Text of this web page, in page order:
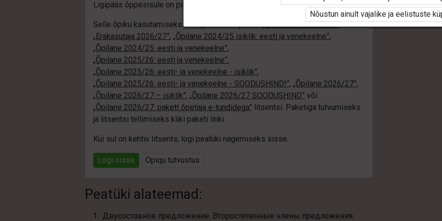
Ligipääs õppesisule on piiratud. Sa ei ole Opiqusse sisse logitud.
Selle õpiku kasutamiseks on vaja kehtivat paketi„Erakasutaja 2024/25”,
„Erakasutaja 2026/27”, „Õpilane 2024/25 isiklik: eesti ja venekeelne”,
„Õpilane 2024/25: eesti ja venekeelne”,
„Õpilane 2025/26: eesti ja venekeelne”,
„Õpilane 2025/26: eesti- ja venekeelne - isiklik”,
„Õpilane 2025/26: eesti- ja venekeelne - SOODUSHIND!”, „Õpilane 2026/27”,
„Õpilane 2026/27 – isiklik”, „Õpilane 2026/27 SOODUSHIND” või
„Õpilane 2026/27: pakett õpetaja e-tundidega” litsentsi. Paketiga tutvumiseks
ja litsentsi tellimiseks kliki paketi linki.
Kui sul on kehtiv litsents, logi peatüki nägemiseks sisse.
Logi sisse Opiqu tutvustus
Peatüki alateemad:
Двусоставное предложение. Второстепен­ные члены предложения
Nõustun ainult vajalike ja eelistuste